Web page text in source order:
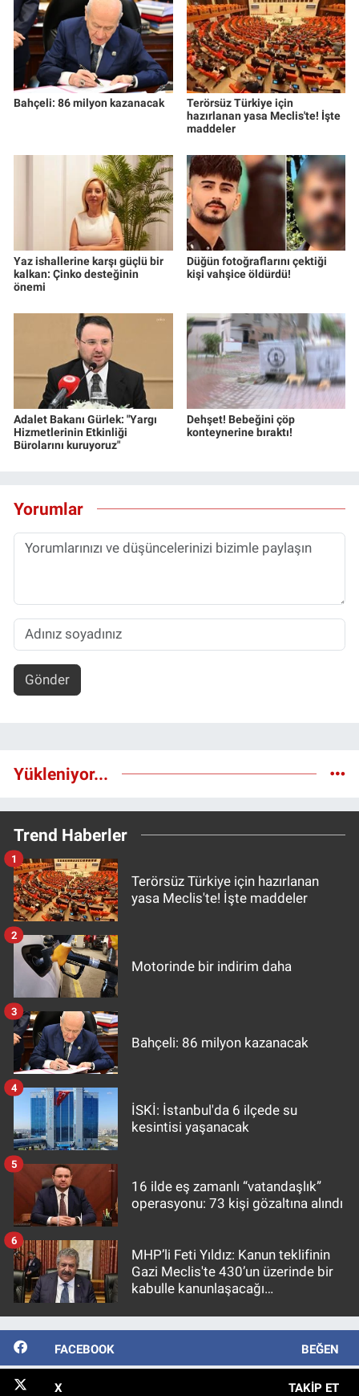
Bahçeli: 86 milyon kazanacak
Terörsüz Türkiye için
hazırlanan yasa Meclis'te! İşte
maddeler
Yaz ishallerine karşı güçlü bir
kalkan: Çinko desteğinin
önemi
Düğün fotoğraflarını çektiği
kişi vahşice öldürdü!
Adalet Bakanı Gürlek: "Yargı
Hizmetlerinin Etkinliği
Bürolarını kuruyoruz"
Dehşet! Bebeğini çöp
konteynerine bıraktı!
Yorumlar
Gönder
Yükleniyor...
Trend Haberler
Terörsüz Türkiye için hazırlanan
yasa Meclis'te! İşte maddeler
1
Motorinde bir indirim daha
2
Bahçeli: 86 milyon kazanacak
3
İSKİ: İstanbul'da 6 ilçede su
kesintisi yaşanacak
4
16 ilde eş zamanlı “vatandaşlık”
operasyonu: 73 kişi gözaltına alındı
5
MHP’li Feti Yıldız: Kanun teklifinin
Gazi Meclis'te 430’un üzerinde bir
kabulle kanunlaşacağı
6
FACEBOOK BEĞEN
X TAKIP ET